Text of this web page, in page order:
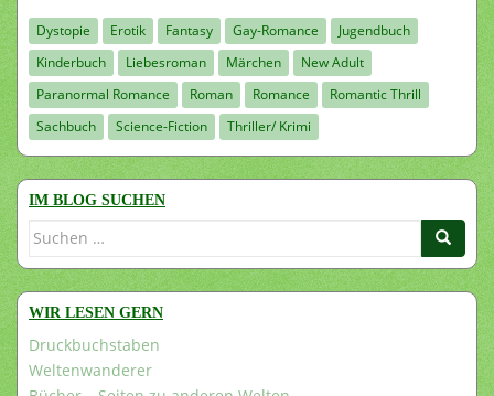
Dystopie Erotik Fantasy Gay-Romance
Jugendbuch
Kinderbuch
Liebesroman Märchen
New Adult
Paranormal Romance
Roman Romance
Romantic Thrill
Sachbuch
Science-Fiction Thriller/ Krimi
IM BLOG SUCHEN
Suchen
WIR LESEN GERN
Druckbuchstaben
Weltenwanderer